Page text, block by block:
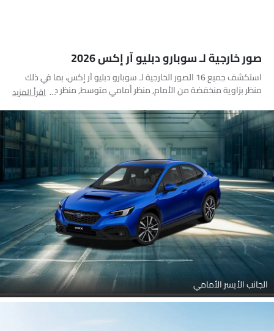
صور خارجية لـ سوبارو دبليو آر إكس 2026
استكشف جميع 16 الصور الخارجية لـ سوبارو دبليو آر إكس، بما في ذلك
منظر بزاوية منخفضة من الأمام, منظر أمامي متوسط, منظر جانبي, منظر
أمامي, مصباح خلفي, فتحة السقف/القمرية, منظر الصندوق عن قرب,
عجلة, مصباح الضباب الأمامي, منظر الشبك الأمامي, الشعار, أنبوب العادم,
اقرأ المزيد
الجانب الأيسر الأمامي